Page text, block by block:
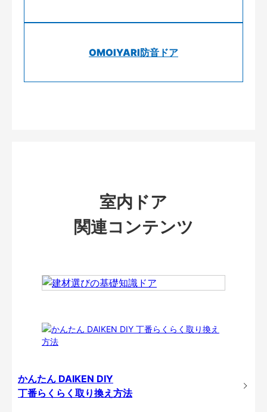
OMOIYARI防音ドア
室内ドア
関連コンテンツ
かんたん DAIKEN DIY
丁番らくらく取り換え方法